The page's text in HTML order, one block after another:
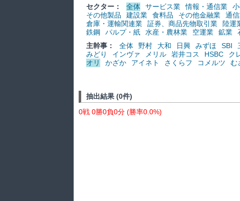
セクター：
全体 サービス業 情報・通信業
その他製品
建設業 食料品 その他金融業 通
倉庫・運輸関連業
証券、商品先物取引業 陸運
鉄鋼
パルプ・紙 水産・農林業 空運業 鉱業
主幹事：
全体 野村 大和 日興 みずほ SBI
みどり
インヴァ メリル 岩井コス HSBC ク
オリ
かざか アイネト さくらフ コメルツ む
抽出結果 (0件)
0戦 0勝0負0分 (勝率0.0%)